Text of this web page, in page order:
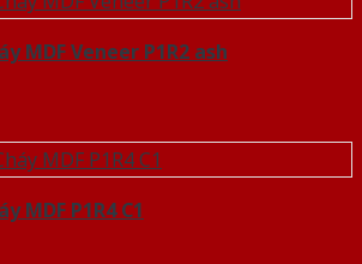
MDF Veneer P1R2 ash
MDF P1R4 C1